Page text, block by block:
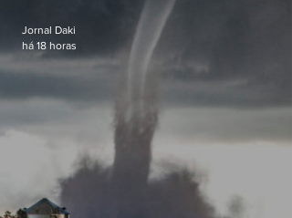
Jornal Daki
há 18 horas